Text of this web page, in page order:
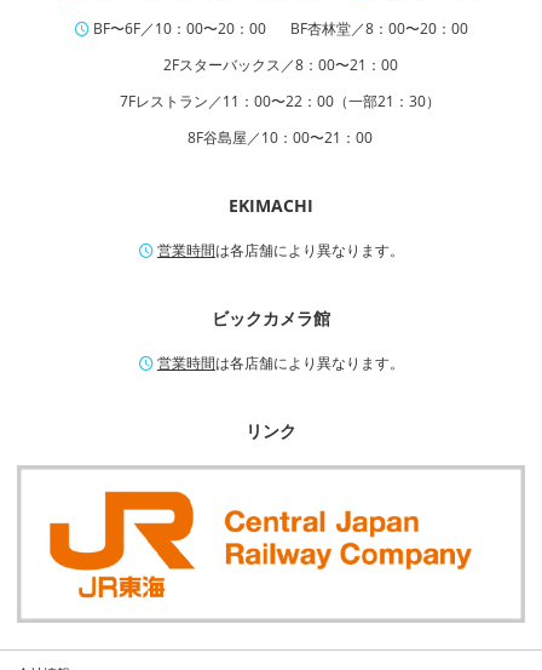
BF〜6F／10：00〜20：00
BF杏林堂／8：00〜20：00
2Fスターバックス／8：00〜21：00
7Fレストラン／11：00〜22：00（一部21：30）
8F谷島屋／10：00〜21：00
EKIMACHI
営業時間は各店舗により異なります。
ビックカメラ館
営業時間は各店舗により異なります。
リンク